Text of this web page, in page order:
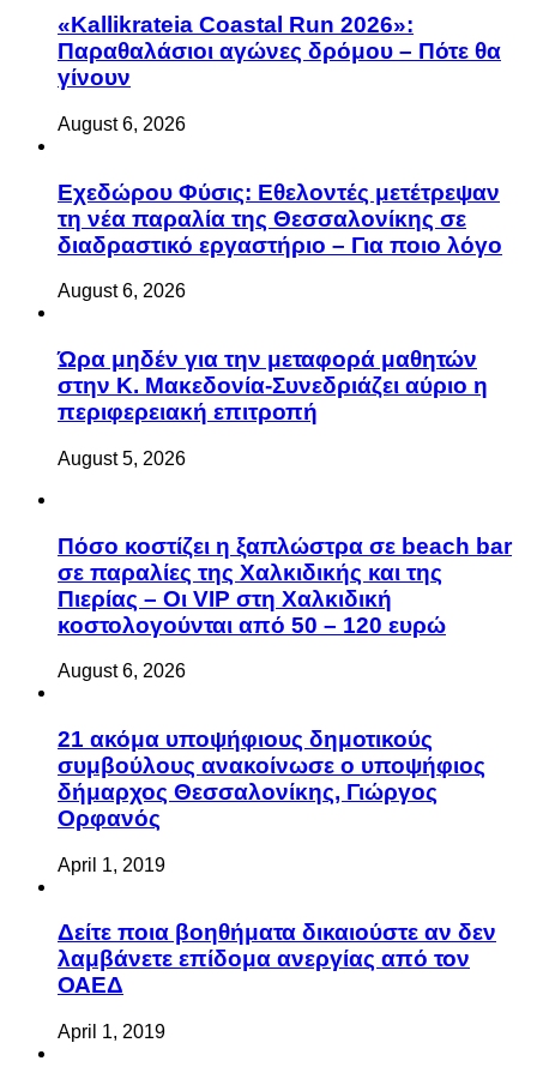
«Kallikrateia Coastal Run 2026»:
Παραθαλάσιοι αγώνες δρόμου – Πότε θα
γίνουν
August 6, 2026
Eχεδώρου Φύσις: Εθελοντές μετέτρεψαν
τη νέα παραλία της Θεσσαλονίκης σε
διαδραστικό εργαστήριο – Για ποιο λόγο
August 6, 2026
Ώρα μηδέν για την μεταφορά μαθητών
στην Κ. Μακεδονία-Συνεδριάζει αύριο η
περιφερειακή επιτροπή
August 5, 2026
Πόσο κοστίζει η ξαπλώστρα σε beach bar
σε παραλίες της Χαλκιδικής και της
Πιερίας – Οι VIP στη Χαλκιδική
κοστολογούνται από 50 – 120 ευρώ
August 6, 2026
21 ακόμα υποψήφιους δημοτικούς
συμβούλους ανακοίνωσε ο υποψήφιος
δήμαρχος Θεσσαλονίκης, Γιώργος
Ορφανός
April 1, 2019
Δείτε ποια βοηθήματα δικαιούστε αν δεν
λαμβάνετε επίδομα ανεργίας από τον
ΟΑΕΔ
April 1, 2019